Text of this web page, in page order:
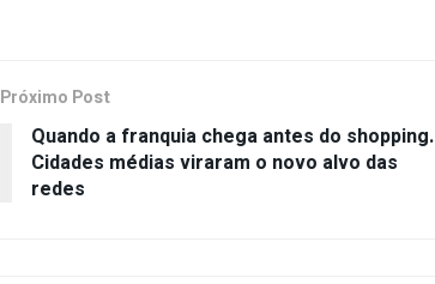
Próximo Post
Quando a franquia chega antes do shopping.
Cidades médias viraram o novo alvo das
redes